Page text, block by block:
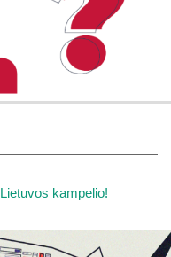
kampelio!